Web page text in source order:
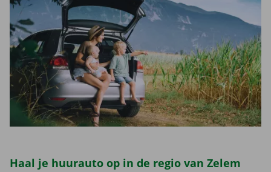
Haal je huurauto op in de regio van Zelem